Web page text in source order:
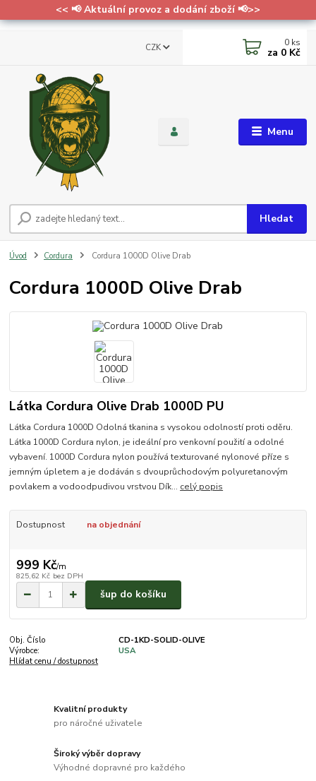
<< 📢 Aktuální provoz a dodání zboží 📢>>
Menu
CZK
Hledat
0 ks
za 0 Kč
Úvod Cordura Cordura 1000D Olive Drab
Cordura 1000D Olive Drab
Látka Cordura Olive Drab 1000D PU
Látka Cordura 1000D Odolná tkanina s vysokou odolností proti oděru.
Látka 1000D Cordura nylon, je ideální pro venkovní použití a odolné
vybavení. 1000D Cordura nylon používá texturované nylonové příze s
jemným úpletem a je dodáván s dvouprůchodovým polyuretanovým
povlakem a vodoodpudivou vrstvou Dík... celý popis
Dostupnost na objednání
999 Kč/m
825,62 Kč bez DPH
šup do košíku
Obj. Číslo
CD-1KD-SOLID-OLIVE
Výrobce:
USA
Hlídat cenu / dostupnost
Kvalitní produkty
pro náročné uživatele
Široký výběr dopravy
Výhodné dopravné pro každého